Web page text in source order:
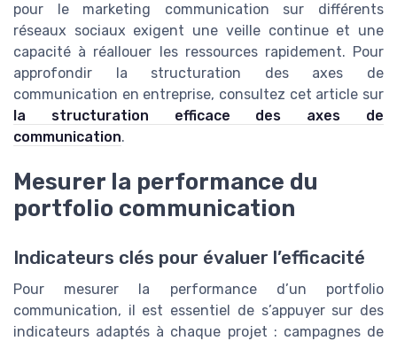
pour le marketing communication sur différents
réseaux sociaux exigent une veille continue et une
capacité à réallouer les ressources rapidement. Pour
approfondir la structuration des axes de
communication en entreprise, consultez cet article sur
la structuration efficace des axes de
communication.
Mesurer la performance du
portfolio communication
Indicateurs clés pour évaluer l’efficacité
Pour mesurer la performance d’un portfolio
communication, il est essentiel de s’appuyer sur des
indicateurs adaptés à chaque projet : campagnes de